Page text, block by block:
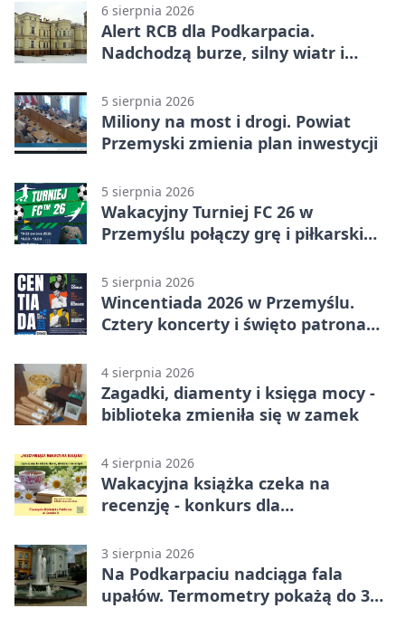
6 sierpnia 2026
Alert RCB dla Podkarpacia.
Nadchodzą burze, silny wiatr i
5 sierpnia 2026
Miliony na most i drogi. Powiat
Przemyski zmienia plan inwestycji
5 sierpnia 2026
Wakacyjny Turniej FC 26 w
Przemyślu połączy grę i piłkarski
5 sierpnia 2026
Wincentiada 2026 w Przemyślu.
Cztery koncerty i święto patrona
4 sierpnia 2026
Zagadki, diamenty i księga mocy -
biblioteka zmieniła się w zamek
4 sierpnia 2026
Wakacyjna książka czeka na
recenzję - konkurs dla
3 sierpnia 2026
Na Podkarpaciu nadciąga fala
upałów. Termometry pokażą do 36